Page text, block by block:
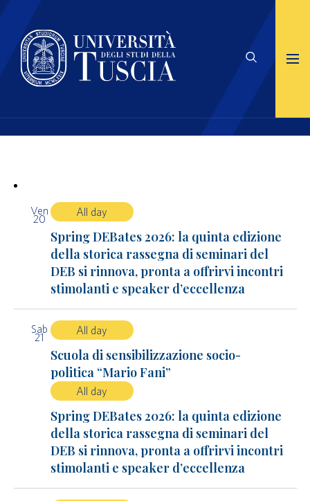
Ven
20
All day
Spring DEBates 2026: la quinta edizione
della storica rassegna di seminari del
DEB si rinnova, pronta a offrirvi incontri
stimolanti e speaker d’eccellenza
Sab
21
All day
Scuola di sensibilizzazione socio-
politica “Mario Fani”
All day
Spring DEBates 2026: la quinta edizione
della storica rassegna di seminari del
DEB si rinnova, pronta a offrirvi incontri
stimolanti e speaker d’eccellenza